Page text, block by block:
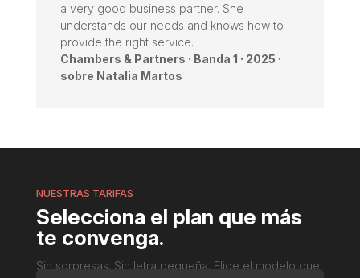
a very good business partner. She
understands our needs and knows how to
provide the right service.
Chambers & Partners · Banda 1 · 2025 ·
sobre Natalia Martos
NUESTRAS TARIFAS
Selecciona el plan que más
te convenga.
Sin sorpresas. Sin letra pequeña. Elige el modelo que